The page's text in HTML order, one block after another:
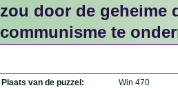
zou door de geheime
communisme te
Plaats van de puzzel:
Win 470